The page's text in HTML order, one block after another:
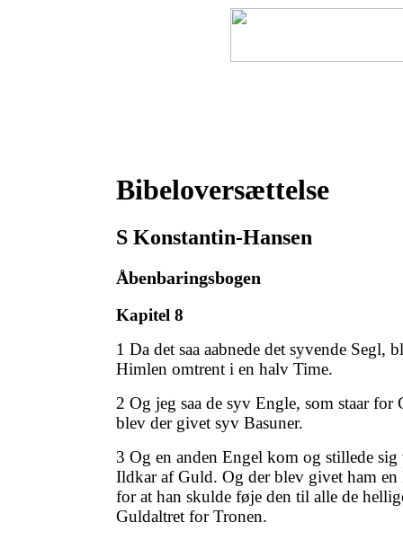
Bibeloversættelse
S Konstantin-Hansen
Åbenbaringsbogen
Kapitel 8
1 Da det saa aabnede det syvende Segl,
Himlen omtrent i en halv Time.
2 Og jeg saa de syv Engle, som staar for
blev der givet syv Basuner.
3 Og en anden Engel kom og stillede
Ildkar af Guld. Og der blev givet ham
for at han skulde føje den til alle de
Guldaltret for Tronen.